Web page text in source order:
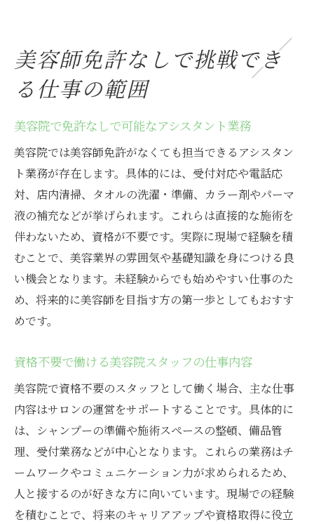
美容師免許なしで挑戦でき
る仕事の範囲
美容院で免許なしで可能なアシスタント業務
美容院では美容師免許がなくても担当できるアシスタン
ト業務が存在します。具体的には、受付対応や電話応
対、店内清掃、タオルの洗濯・準備、カラー剤やパーマ
液の補充などが挙げられます。これらは直接的な施術を
伴わないため、資格が不要です。実際に現場で経験を積
むことで、美容業界の雰囲気や基礎知識を身につける良
い機会となります。未経験からでも始めやすい仕事のた
め、将来的に美容師を目指す方の第一歩としてもおすす
めです。
資格不要で働ける美容院スタッフの仕事内容
美容院で資格不要のスタッフとして働く場合、主な仕事
内容はサロンの運営をサポートすることです。具体的に
は、シャンプーの準備や施術スペースの整頓、備品管
理、受付業務などが中心となります。これらの業務はチ
ームワークやコミュニケーション力が求められるため、
人と接するのが好きな方に向いています。現場での経験
を積むことで、将来のキャリアアップや資格取得に役立